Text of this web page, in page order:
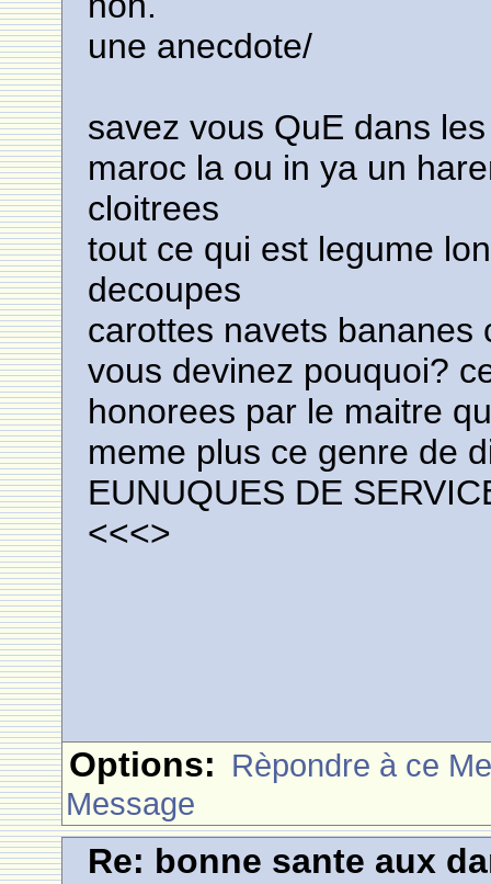
une anecdote/
savez vous QuE dans
maroc la ou in ya un
cloitrees
tout ce qui est legume
decoupes
carottes navets bananes
vous devinez pouquoi?
honorees par le maitre
meme plus ce genre de
EUNUQUES DE
<<<>
Options: Rèpondre à ce
Message
Re: bonne sante aux